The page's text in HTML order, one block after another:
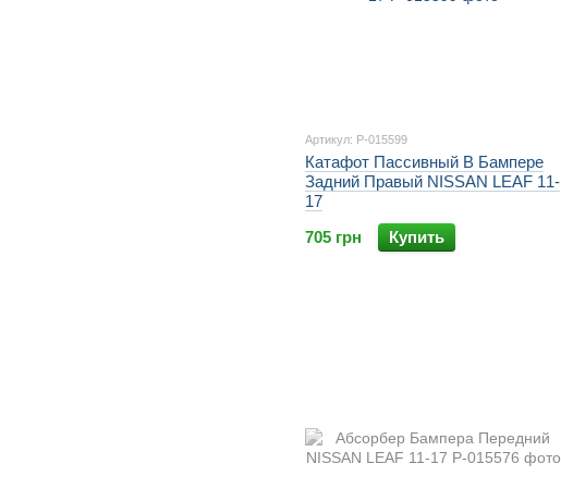
Артикул: P-015599
Катафот Пассивный В Бампере
Задний Правый NISSAN LEAF 11-
17
705 грн
Купить